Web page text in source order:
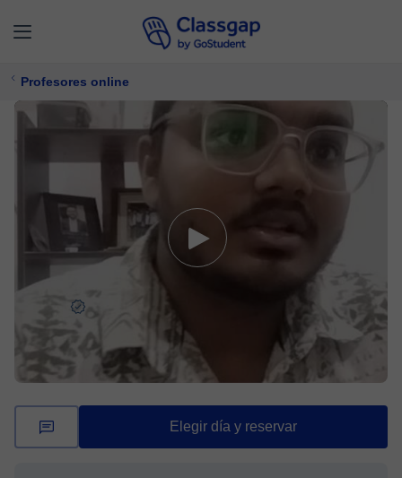
Profesores online
0 clases
Matemáticas,Física
Ofrece prueba gratuita
$ 15/
Elegir día y reservar